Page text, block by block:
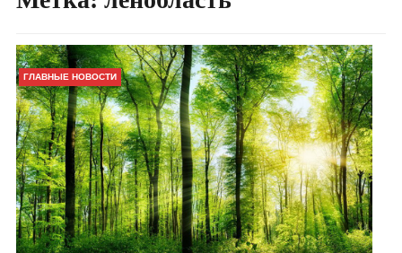
ГЛАВНЫЕ НОВОСТИ